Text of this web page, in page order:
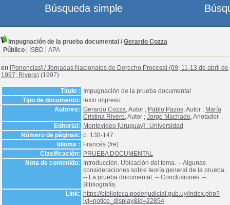
Impugnación de la prueba documental / Gerardo Cozza
Público
ISBD APA
en [Ponencias] /Jornadas Nacionales de Derecho Procesal (09; 11-13 de abril de
1997; Rivera) (1997)
Título :
Impugnación de la prueba documental
Tipo de documento: texto impreso
Autores: Gerardo Cozza, Autor ; Pablo Pazos, Autor ; María
Cristina Rivero, Autor ; Jorge Machado, Anotador
Editorial:
Montevideo [Uruguay] : Universidad
Número de páginas: p. 138-147
Idioma :
Francés (fre)
Clasificación:
PRUEBA DOCUMENTAL
Nota de contenido:
Introducción. Ubicación del tema. -- Algunas
consideraciones sobre teoría general de la prueba.
-- La prueba documental. -- Conclusiones. --
Bibliografía.
Link:
https://biblioteca.poderjudicial.gub.uy/index.php?
lvl=notice_display&id=22854
Búsqueda simple